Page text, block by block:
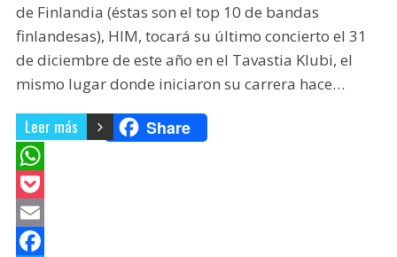
de Finlandia (éstas son el top 10 de bandas
finlandesas), HIM, tocará su último concierto el 31
de diciembre de este año en el Tavastia Klubi, el
mismo lugar donde iniciaron su carrera hace…
Leer más Share
W
h
a
P
oE